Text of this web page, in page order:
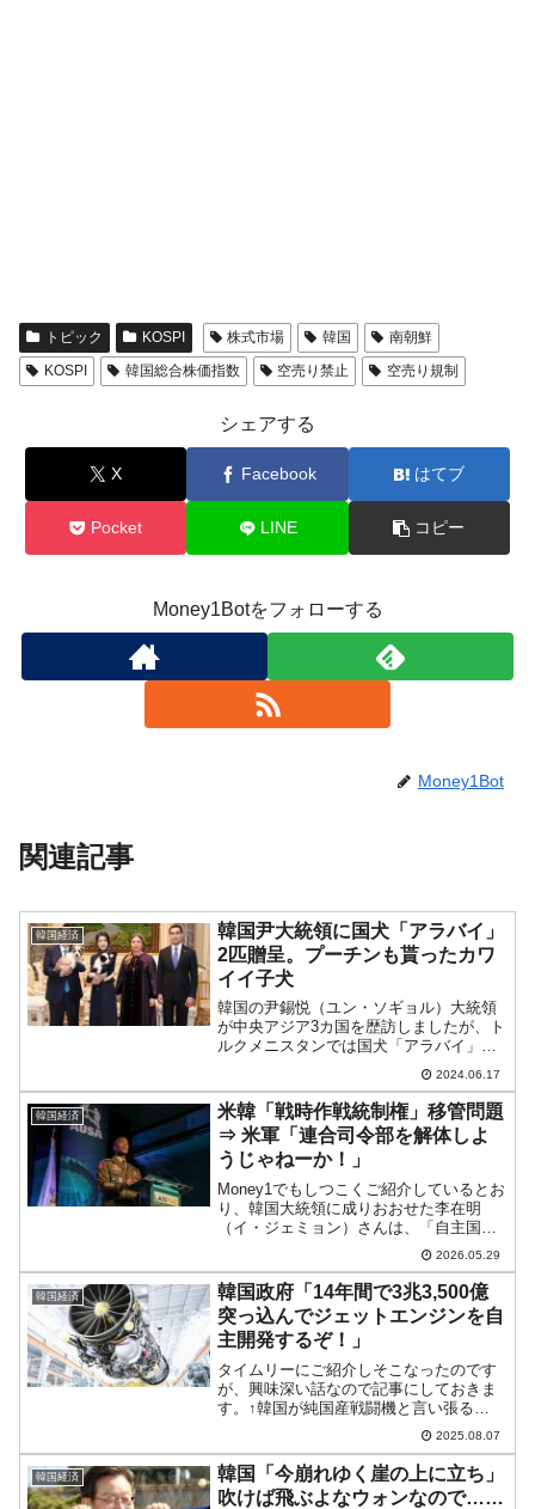
トピック KOSPI 株式市場 韓国
南朝鮮
KOSPI
韓国総合株価指数 空売り禁止 空売り規制
シェアする
X Facebook はてブ
Pocket LINE コピー
Money1Botをフォローする
Money1Bot
関連記事
韓国経済
韓国尹大統領に国犬「アラバイ」
2匹贈呈。プーチンも貰ったカワ
イイ子犬
韓国の尹錫悦（ユン・ソギョル）大統領
が中央アジア3カ国を歴訪しましたが、ト
ルクメニスタンでは国犬「アラバイ」
（中央アジア原産の牧羊犬）の子犬2匹を
贈呈されました。↑大統領夫妻に贈呈され
た2匹の子犬。尹錫悦（ユン・ソギョル）
大統領は本当にうれ...
2024.06.17
韓国経済
米韓「戦時作戦統制権」移管問題
⇒ 米軍「連合司令部を解体しよ
うじゃねーか！」
Money1でもしつこくご紹介しているとお
り、韓国大統領に成りおおせた李在明
（イ・ジェミョン）さんは、「自主国
防」を連呼して、アメリカ合衆国から
「戦時作戦統制権」を取り返すと主張し
ています。自分が大統領の時に移管さ
れ、成果としたいころでしょ...
2026.05.29
韓国経済
韓国政府「14年間で3兆3,500億
突っ込んでジェットエンジンを自
主開発するぞ！」
タイムリーにご紹介しそこなったのです
が、興味深い話なので記事にしておきま
す。↑韓国が純国産戦闘機と言い張る
「KF-21」が搭載する『GE』社製の
F414-GE-400エンジン。KF-21はこれを2
発搭載します。尹錫悦（ユン・ソギョ
ル）政権下...
2025.08.07
韓国経済
韓国「今崩れゆく崖の上に立ち」
吹けば飛ぶよなウォンなので……